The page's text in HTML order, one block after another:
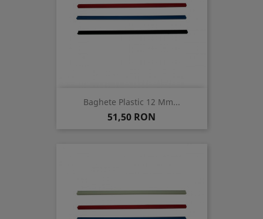
Baghete Plastic 12 Mm...
Pret
51,50 RON